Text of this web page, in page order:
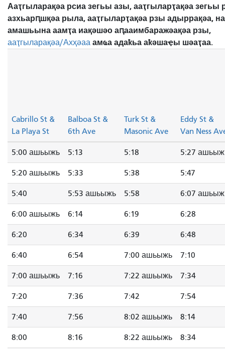
Ааҭгыларақәа рсиа зегьы азы, ааҭгыларҭақәа зегьы
азхьарԥшқәа рыла, ааҭгыларҭақәа рзы адыррақәа,
амашьына аамҭа иақәшәо ​​аԥааимбаражәақәа рзы,
ааҭгыларақәа/Ахҳәаа амҩа адаҟьа аҟәшаҿы шәаҭаа.
Cabrillo St &
La Playa St
Balboa St &
6th Ave
Turk St &
Masonic Ave
Eddy St &
Van Ness
5:00 ашьыжь 5:13 5:18 5:27
5:20 ашьыжь 5:33 5:38 5:47
5:40 5:53 ашьыжь 5:58 6:07
6:00 ашьыжь 6:14 6:19 6:28
6:20 6:34 6:39 6:48
6:40 6:54 7:00 ашьыжь 7:10
7:00 ашьыжь 7:16 7:22 ашьыжь 7:34
7:20 7:36 7:42 7:54
7:40 7:56 8:02 ашьыжь 8:14
8:00 8:16 8:22 ашьыжь 8:34